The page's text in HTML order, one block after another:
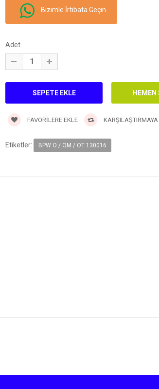
Bizimle İrtibata Geçin.
Adet
FAVORILERE EKLE KARŞILAŞTIRMAYA
Etiketler: BPW O / OM / OT 130016